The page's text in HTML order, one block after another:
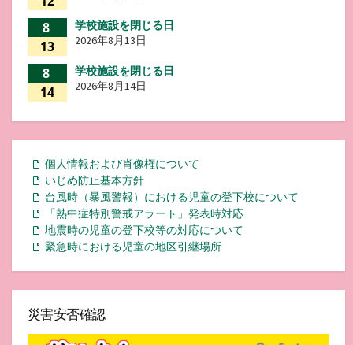
8
13
学校施設を閉じる日
2026年8月13日
8
14
学校施設を閉じる日
2026年8月14日
個人情報および肖像権について
いじめ防止基本方針
台風時（暴風警報）における児童の登下校について
「熱中症特別警戒アラート」発表時対応
地震時の児童の登下校等の対応について
緊急時における児童の地区引継場所
災害安否確認